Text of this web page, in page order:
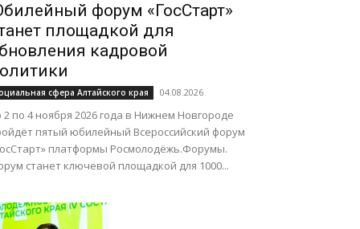
форум «ГосСтарт»
площадкой для
кадровой
сфера Алтайского края 04.08.2026
2 по 4 ноября 2026 года в Нижнем Новгороде
пятый юбилейный Всероссийский форум
платформы Росмолодёжь.Форумы.
станет ключевой площадкой для 1000...